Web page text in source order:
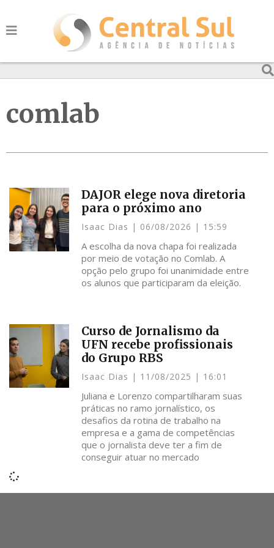
comlab
DAJOR elege nova diretoria
para o próximo ano
Isaac Dias 06/08/2026 15:59
A escolha da nova chapa foi realizada
por meio de votação no Comlab. A
opção pelo grupo foi unanimidade entre
os alunos que participaram da eleição.
Curso de Jornalismo da
UFN recebe profissionais
do Grupo RBS
Isaac Dias 11/08/2025 16:01
Juliana e Lorenzo compartilharam suas
práticas no ramo jornalístico, os
desafios da rotina de trabalho na
empresa e a gama de competências
que o jornalista deve ter a fim de
conseguir atuar no mercado